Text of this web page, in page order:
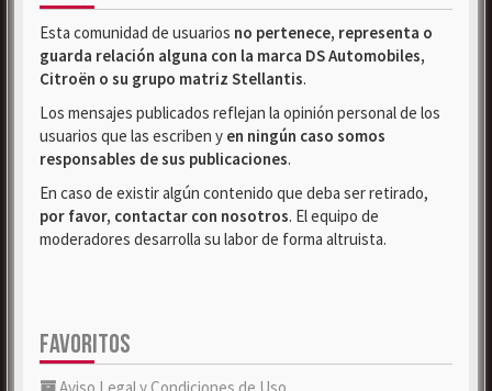
Esta comunidad de usuarios no pertenece, representa o
guarda relación alguna con la marca DS Automobiles,
Citroën o su grupo matriz Stellantis.
Los mensajes publicados reflejan la opinión personal de los
usuarios que las escriben y en ningún caso somos
responsables de sus publicaciones.
En caso de existir algún contenido que deba ser retirado,
por favor, contactar con nosotros. El equipo de
moderadores desarrolla su labor de forma altruista.
FAVORITOS